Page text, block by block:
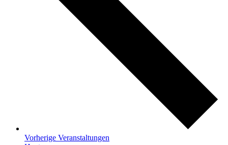
Vorherige Veranstaltungen